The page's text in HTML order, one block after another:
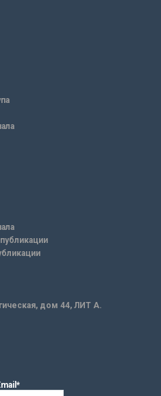
дом 44, ЛИТ А.